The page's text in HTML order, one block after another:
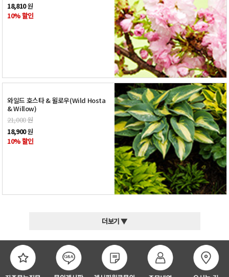
18,810원
10% 할인
와일드 호스타 & 윌로우(Wild Hosta
& Willow)
21,000원
18,900원
10% 할인
더보기 ▼